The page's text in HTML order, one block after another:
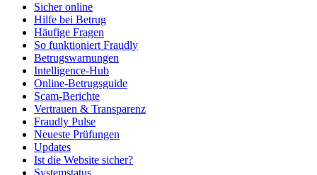
Sicher online
Hilfe bei Betrug
Häufige Fragen
So funktioniert Fraudly
Betrugswarnungen
Intelligence-Hub
Online-Betrugsguide
Scam-Berichte
Vertrauen & Transparenz
Fraudly Pulse
Neueste Prüfungen
Updates
Ist die Website sicher?